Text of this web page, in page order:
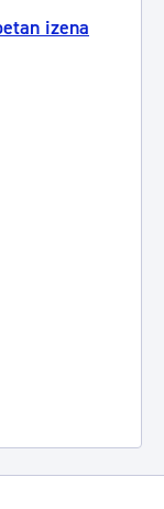
izena